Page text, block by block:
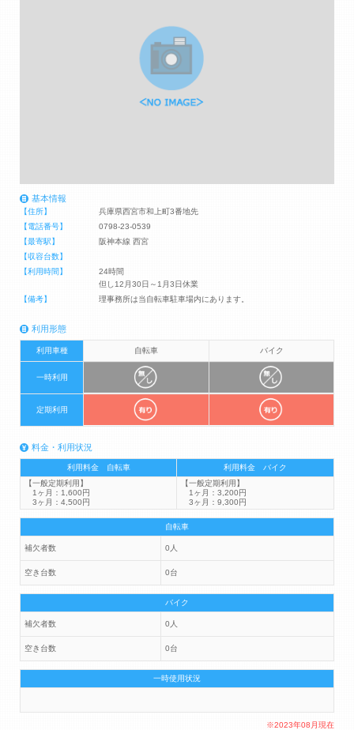
基本情報
【住所】
兵庫県西宮市和上町3番地先
【電話番号】
0798-23-0539
【最寄駅】
阪神本線 西宮
【収容台数】
【利用時間】
24時間
但し12月30日～1月3日休業
【備考】
理事務所は当自転車駐車場内にあります。
利用形態
利用車種 自転車 バイク
一時利用
定期利用
料金・利用状況
利用料金 自転車
利用料金 バイク
【一般定期利用】
1ヶ月：1,600円
3ヶ月：4,500円
【一般定期利用】
1ヶ月：3,200円
3ヶ月：9,300円
自転車
補欠者数 0人
空き台数 0台
バイク
補欠者数 0人
空き台数 0台
一時使用状況
※2023年08月現在